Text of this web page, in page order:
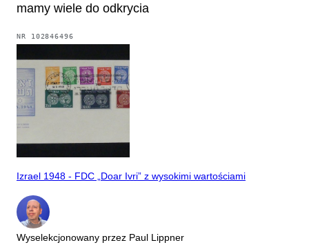
mamy wiele do odkrycia
NR 102846496
Izrael 1948 - FDC „Doar Ivri” z wysokimi wartościami
Wyselekcjonowany przez Paul Lippner